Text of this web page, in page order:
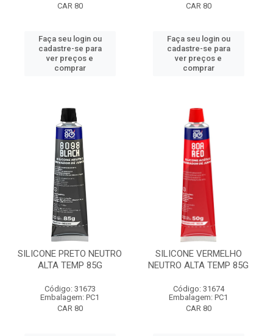
CAR 80
Faça seu login ou
cadastre-se para
ver preços e
comprar
CAR 80
Faça seu login ou
cadastre-se para
ver preços e
comprar
SILICONE PRETO NEUTRO
ALTA TEMP 85G
Código: 31673
Embalagem: PC1
CAR 80
SILICONE VERMELHO
NEUTRO ALTA TEMP 85G
Código: 31674
Embalagem: PC1
CAR 80